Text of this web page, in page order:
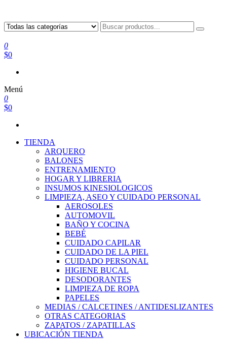
0
$0
Menú
0
$0
TIENDA
ARQUERO
BALONES
ENTRENAMIENTO
HOGAR Y LIBRERIA
INSUMOS KINESIOLOGICOS
LIMPIEZA, ASEO Y CUIDADO PERSONAL
AEROSOLES
AUTOMOVIL
BAÑO Y COCINA
BEBÉ
CUIDADO CAPILAR
CUIDADO DE LA PIEL
CUIDADO PERSONAL
HIGIENE BUCAL
DESODORANTES
LIMPIEZA DE ROPA
PAPELES
MEDIAS / CALCETINES / ANTIDESLIZANTES
OTRAS CATEGORIAS
ZAPATOS / ZAPATILLAS
UBICACIÓN TIENDA